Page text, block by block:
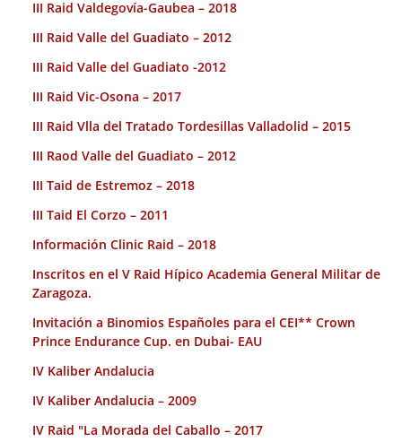
III Raid Valdegovía-Gaubea – 2018
III Raid Valle del Guadiato – 2012
III Raid Valle del Guadiato -2012
III Raid Vic-Osona – 2017
III Raid Vlla del Tratado Tordesillas Valladolid – 2015
III Raod Valle del Guadiato – 2012
III Taid de Estremoz – 2018
III Taid El Corzo – 2011
Información Clinic Raid – 2018
Inscritos en el V Raid Hípico Academia General Militar de
Zaragoza.
Invitación a Binomios Españoles para el CEI** Crown
Prince Endurance Cup. en Dubai- EAU
IV Kaliber Andalucia
IV Kaliber Andalucia – 2009
IV Raid "La Morada del Caballo – 2017